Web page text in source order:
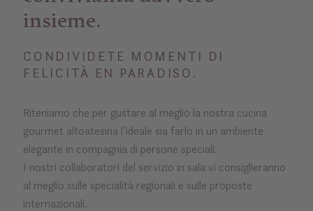
insieme.
CONDIVIDETE MOMENTI DI
FELICITÀ EN PARADISO.
Riteniamo che per gustare al meglio la nostra cucina
gourmet altoatesina l’ideale sia farlo in un ambiente
elegante in compagnia di persone speciali.
I nostri collaboratori del servizio in sala vi consiglieranno
al meglio sulle specialità regionali e sulle proposte
internazionali.